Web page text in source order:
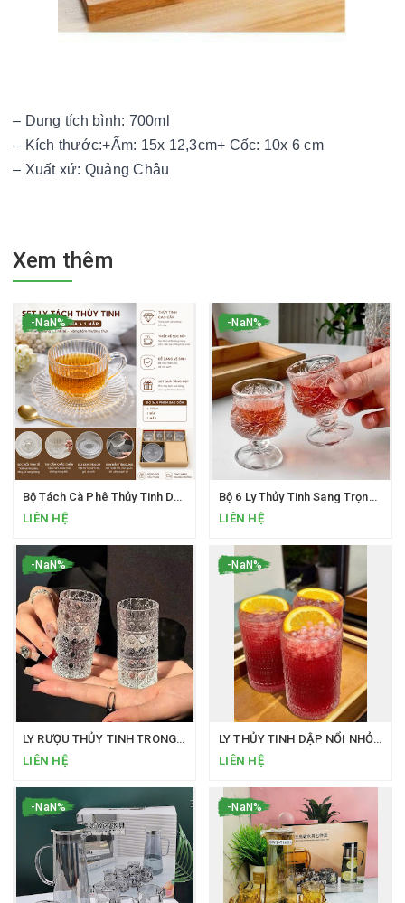
– Dung tích bình: 700ml
– Kích thước:+Ấm: 15x 12,3cm+ Cốc: 10x 6 cm
– Xuất xứ: Quảng Châu
Xem thêm
-NaN%
Bộ Tách Cà Phê Thủy Tinh Deli Glass Cao Cấp – Sang Trọng Cho Mọi Không Gian
LIÊN HỆ
-NaN%
Bộ 6 Ly Thủy Tinh Sang Trọng Loại 40ML Uống SHOT Phong Cách Bắc Âu Ly Rượu Mini Hàng Cao Cấp
LIÊN HỆ
-NaN%
LY RƯỢU THỦY TINH TRONG SUỐT DẬP NỔI
LIÊN HỆ
-NaN%
LY THỦY TINH DẬP NỔI NHỎ XINH MÀ “CÓ VÕ
LIÊN HỆ
-NaN% -NaN%